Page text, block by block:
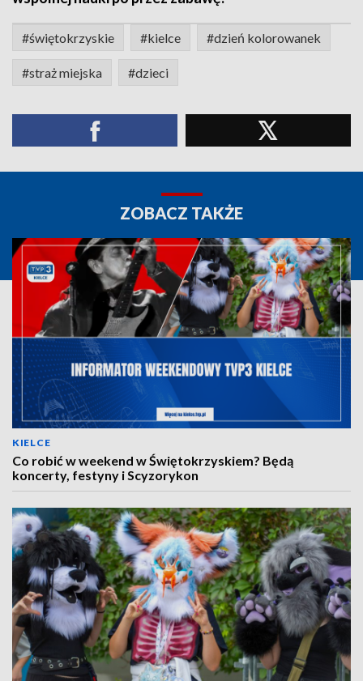
#świętokrzyskie #kielce #dzień kolorowanek
#straż miejska #dzieci
ZOBACZ TAKŻE
KIELCE
Co robić w weekend w Świętokrzyskiem? Będą
koncerty, festyny i Scyzorykon